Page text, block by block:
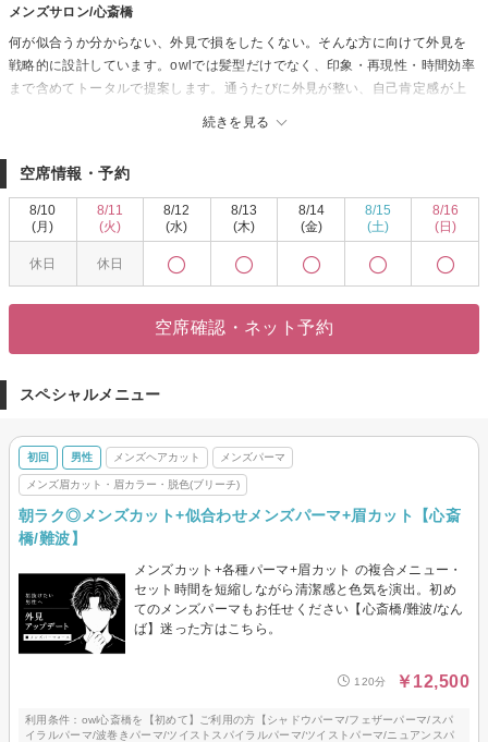
メンズサロン/心斎橋
続きを見る
何が似合うか分からない、外見で損をしたくない。そんな方に向けて外見を
戦略的に設計しています。owlでは髪型だけでなく、印象・再現性・時間効率
まで含めてトータルで提案します。通うたびに外見が整い、自己肯定感が上
空席情報・予約
8/10
(月)
休日
8/11
(火)
休日
8/12
(水)
8/13
(木)
8/14
(金)
8/15
(土)
8/16
(日)
空席確認・ネット予約
スペシャルメニュー
初回 男性 メンズヘアカット メンズパーマ
メンズ眉カット・眉カラー・脱色(ブリーチ)
朝ラク◎メンズカット+似合わせメンズパーマ+眉カット【心斎
橋/難波】
メンズカット+各種パーマ+眉カット の複合メニュー・
セット時間を短縮しながら清潔感と色気を演出。初め
てのメンズパーマもお任せください【心斎橋/難波/なん
ば】迷った方はこちら。
120分 ￥12,500
利用条件：owl心斎橋を【初めて】ご利用の方【シャドウパーマ/フェザーパーマ/スパ
イラルパーマ/波巻きパーマ/ツイストスパイラルパーマ/ツイストパーマ/ニュアンスパ